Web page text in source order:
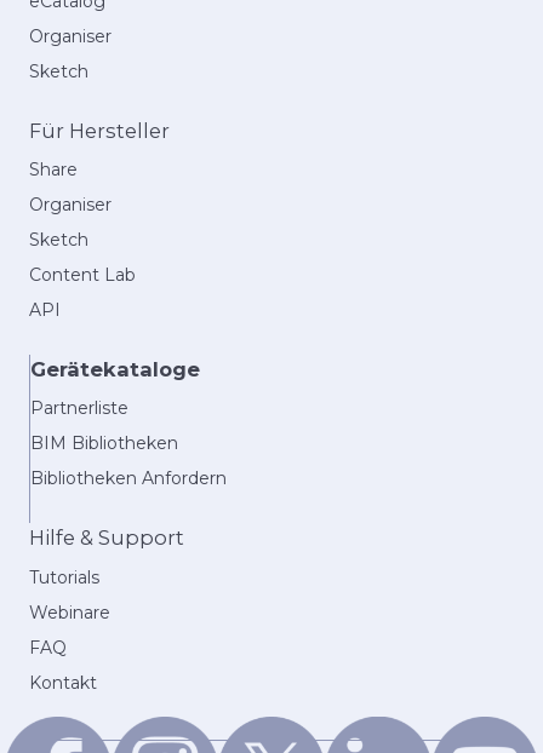
Organiser
Sketch
Für Hersteller
Share
Organiser
Sketch
Content Lab
API
Gerätekataloge
Partnerliste
BIM Bibliotheken
Bibliotheken Anfordern
Hilfe & Support
Tutorials
Webinare
FAQ
Kontakt